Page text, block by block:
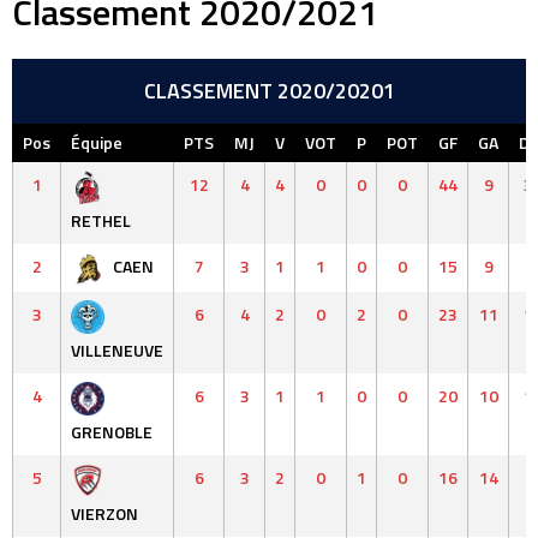
Classement 2020/2021
CLASSEMENT 2020/20201
Pos Équipe PTS MJ V VOT P POT GF GA
1
RETHEL
12 4 4 0 0 0 44 9
2 CAEN 7 3 1 1 0 0 15 9
3
VILLENEUVE
6 4 2 0 2 0 23 11
4
GRENOBLE
6 3 1 1 0 0 20 10
5
VIERZON
6 3 2 0 1 0 16 14